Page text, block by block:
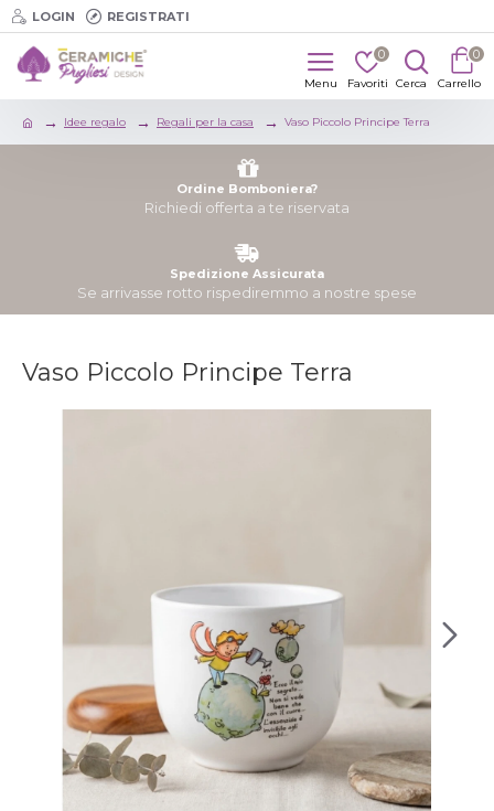
LOGIN REGISTRATI
0 0
Idee regalo Regali per la casa Vaso Piccolo Principe Terra
Ordine Bomboniera?
Richiedi offerta a te riservata
Spedizione Assicurata
Se arrivasse rotto rispediremmo a nostre spese
Vaso Piccolo Principe Terra